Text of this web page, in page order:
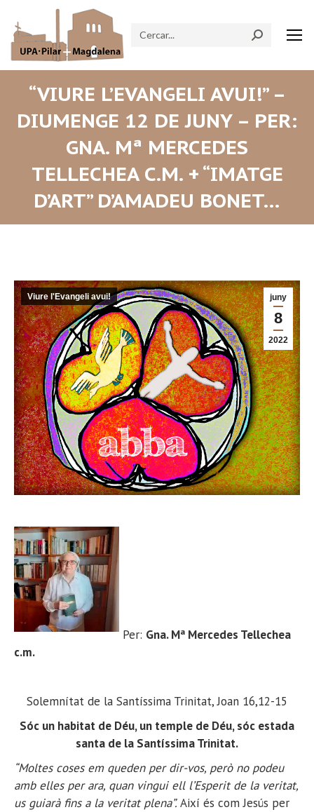
Search:
“VIURE L’EVANGELI AVUI!” –
DIUMENGE 12 DE JUNY – PER:
GNA. Mª MERCEDES
TELLECHEA C.M. + “IMATGE
D’ART” D’AMADEU BONET…
juny
8
2022
Viure l'Evangeli avui!
Per: Gna.Mª Mercedes Tellechea
c.m.
Solemnítat de la Santíssima Trinitat, Joan 16,12-15
Sóc un habitat de Déu, un temple de Déu, sóc estada
santa de la Santíssima Trinitat.
“Moltes coses em queden per dir-vos, però no podeu
amb elles per ara, quan vingui ell l’Esperit de la veritat,
us guiarà fins a la veritat plena”.Així és com Jesús per